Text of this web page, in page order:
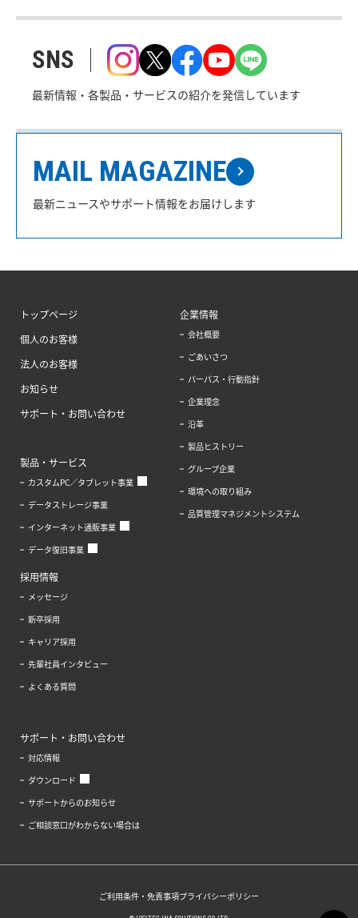
SNS
最新情報・各製品・サービスの紹介を発信しています
MAIL MAGAZINE
最新ニュースやサポート情報をお届けします
トップページ
個人のお客様
法人のお客様
お知らせ
サポート・お問い合わせ
製品・サービス
カスタムPC／タブレット事業
データストレージ事業
インターネット通販事業
データ復旧事業
企業情報
会社概要
ごあいさつ
パーパス・行動指針
企業理念
沿革
製品ヒストリー
グループ企業
環境への取り組み
品質管理マネジメントシステム
採用情報
メッセージ
新卒採用
キャリア採用
先輩社員インタビュー
よくある質問
サポート・お問い合わせ
対応情報
ダウンロード
サポートからのお知らせ
ご相談窓口がわからない場合は
ご利用条件・免責事項プライバシーポリシー